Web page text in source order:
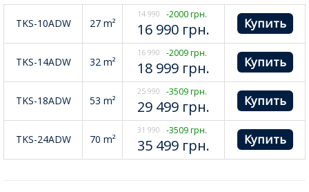
TKS-10ADW 27 m²
14 990 -2000 грн.
16 990 грн.
TKS-14ADW 32 m²
16 990 -2009 грн.
18 999 грн.
TKS-18ADW 53 m²
25 990 -3509 грн.
29 499 грн.
TKS-24ADW 70 m²
31 990 -3509 грн.
35 499 грн.